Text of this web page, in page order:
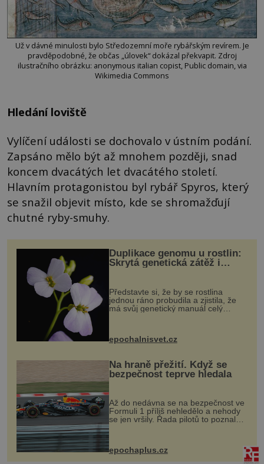
Už v dávné minulosti bylo Středozemní moře rybářským revírem. Je
pravděpodobné, že občas „úlovek“ dokázal překvapit. Zdroj
ilustračního obrázku: anonymous italian copist, Public domain, via
Wikimedia Commons
Hledání loviště
Vylíčení události se dochovalo v ústním podání.
Zapsáno mělo být až mnohem později, snad
koncem dvacátých let dvacátého století.
Hlavním protagonistou byl rybář Spyros, který
se snažil objevit místo, kde se shromažďují
chutné ryby-smuhy.
Duplikace genomu u rostlin:
Skrytá genetická zátěž i
Představte si, že by se rostlina
jednou ráno probudila a zjistila, že
má svůj genetický manuál celý
vstupenka...
epochalnisvet.cz
Na hraně přežití. Když se
bezpečnost teprve hledala
Až do nedávna se na bezpečnost ve
Formuli 1 příliš nehledělo a nehody
se jen vršily. Řada pilotů to poznala
na vlastní kůži, často s trvalými
následky nebo bohužel i ztrátou
života. Dnes nepochopiteln...
epochaplus.cz